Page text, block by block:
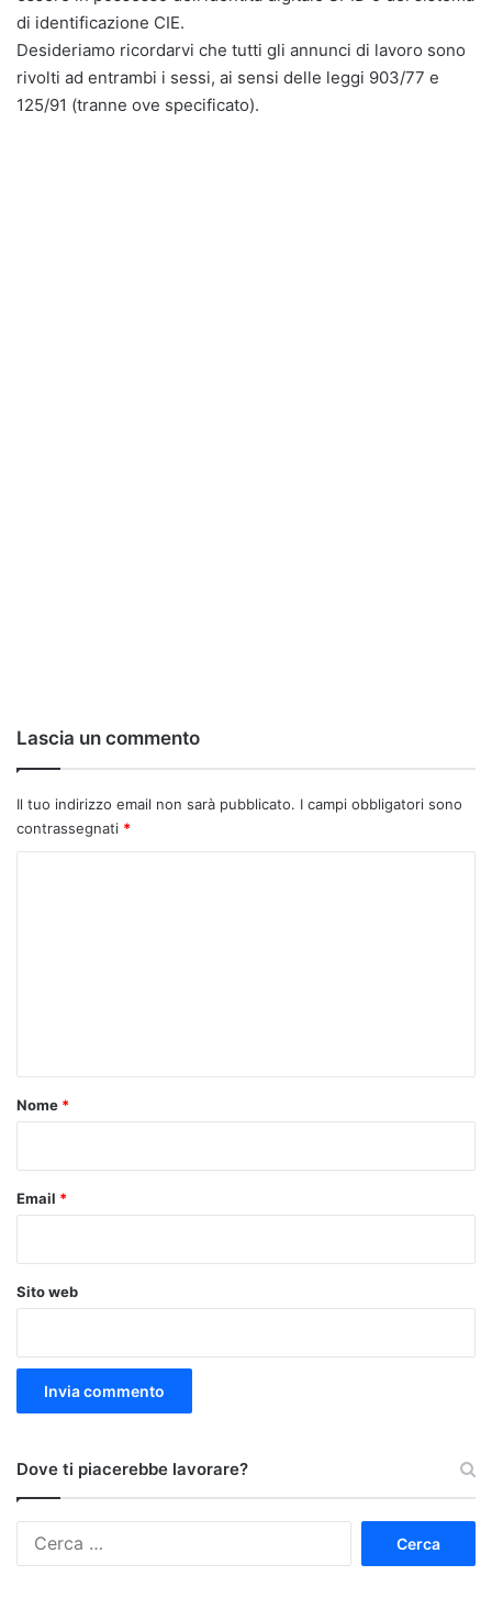
di identificazione CIE.
Desideriamo ricordarvi che tutti gli annunci di lavoro sono
rivolti ad entrambi i sessi, ai sensi delle leggi 903/77 e
125/91 (tranne ove specificato).
Lascia un commento
Il tuo indirizzo email non sarà pubblicato. I campi obbligatori sono
contrassegnati *
o
Nome *
Email *
Sito web
Dove ti piacerebbe lavorare?